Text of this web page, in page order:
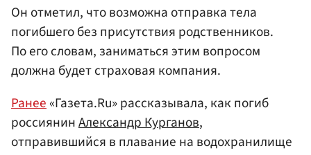
Он отметил, что возможна отправка тела
погибшего без присутствия родственников.
По его словам, заниматься этим вопросом
должна будет страховая компания.
Ранее«Газета.Ru» рассказывала, как погиб
россиянинАлександр Курганов,
отправившийся в плавание на водохранилище